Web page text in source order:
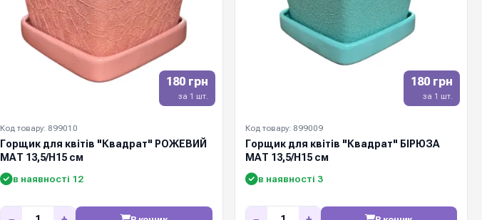
180 грн
за 1 шт.
Код товару: 899010
Горщик для квітів "Квадрат" РОЖЕВИЙ
МАТ 13,5/Н15 см
в наявності 12
180 грн
за 1 шт.
Код товару: 899009
Горщик для квітів "Квадрат" БІРЮЗА
МАТ 13,5/Н15 см
в наявності 3